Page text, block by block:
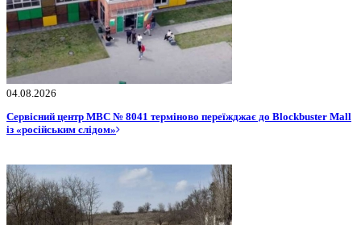
04.08.2026
Сервісний центр МВС № 8041 терміново переїжджає до Blockbuster Mall
із «російським слідом»